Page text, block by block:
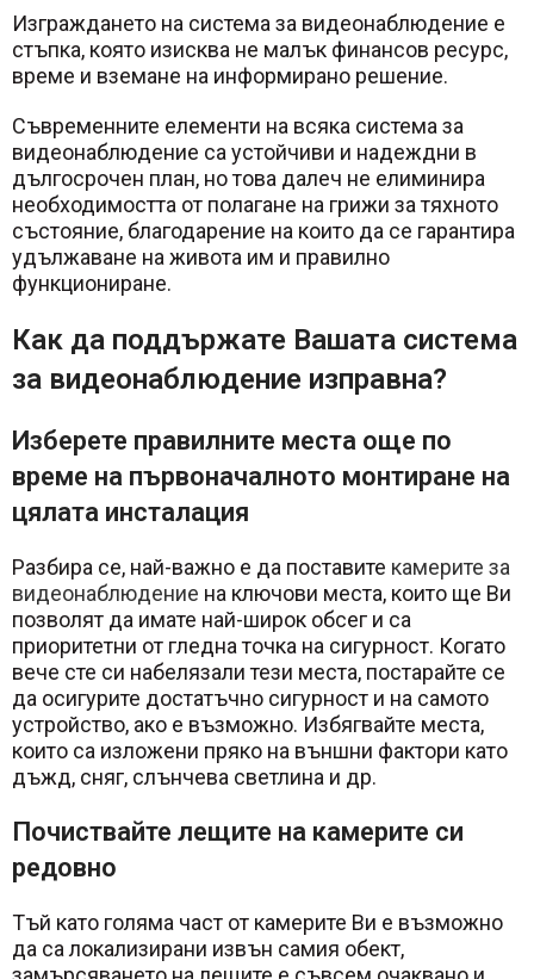
Изграждането на система за видеонаблюдение е
стъпка, която изисква не малък финансов ресурс,
време и вземане на информирано решение.
Съвременните елементи на всяка система за
видеонаблюдение са устойчиви и надеждни в
дългосрочен план, но това далеч не елиминира
необходимостта от полагане на грижи за тяхното
състояние, благодарение на които да се гарантира
удължаване на живота им и правилно
функциониране.
Как да поддържате Вашата система
за видеонаблюдение изправна?
Изберете правилните места още по
време на първоначалното монтиране на
цялата инсталация
Разбира се, най-важно е да поставите камерите за
видеонаблюдение на ключови места, които ще Ви
позволят да имате най-широк обсег и са
приоритетни от гледна точка на сигурност. Когато
вече сте си набелязали тези места, постарайте се
да осигурите достатъчно сигурност и на самото
устройство, ако е възможно. Избягвайте места,
които са изложени пряко на външни фактори като
дъжд, сняг, слънчева светлина и др.
Почиствайте лещите на камерите си
редовно
Тъй като голяма част от камерите Ви е възможно
да са локализирани извън самия обект,